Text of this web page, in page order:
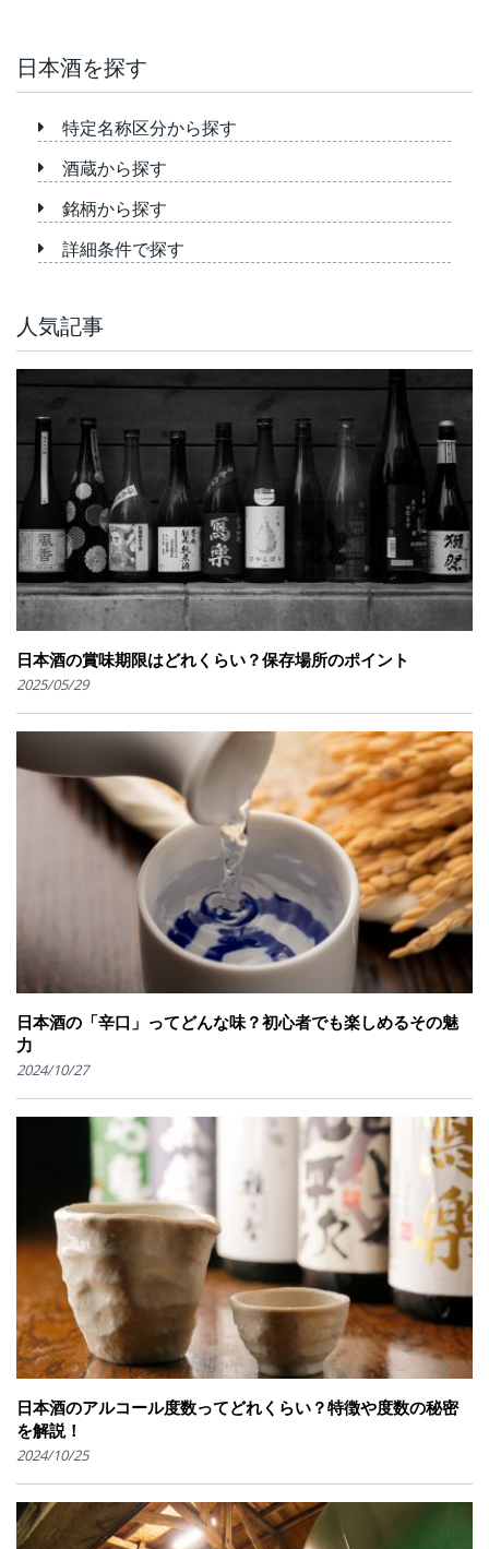
日本酒を探す
特定名称区分から探す
酒蔵から探す
銘柄から探す
詳細条件で探す
人気記事
日本酒の賞味期限はどれくらい？保存場所のポイント
2025/05/29
日本酒の「辛口」ってどんな味？初心者でも楽しめるその魅
力
2024/10/27
日本酒のアルコール度数ってどれくらい？特徴や度数の秘密
を解説！
2024/10/25